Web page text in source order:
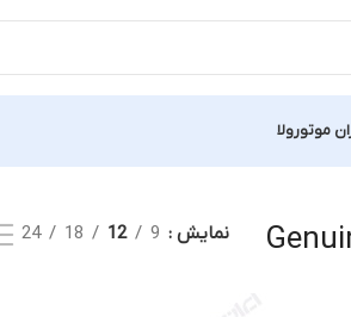
موتورولا
نمایش 9
12
18
24